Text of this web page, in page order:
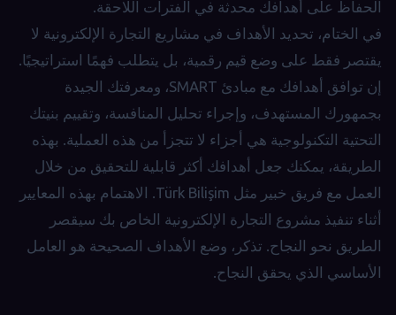
الحفاظ على أهدافك محدثة في الفترات اللاحقة.
في الختام، تحديد الأهداف في مشاريع التجارة الإلكترونية لا
يقتصر فقط على وضع قيم رقمية، بل يتطلب فهمًا استراتيجيًا.
إن توافق أهدافك مع مبادئ SMART، ومعرفتك الجيدة
بجمهورك المستهدف، وإجراء تحليل المنافسة، وتقييم بنيتك
التحتية التكنولوجية هي أجزاء لا تتجزأ من هذه العملية. بهذه
الطريقة، يمكنك جعل أهدافك أكثر قابلية للتحقيق من خلال
العمل مع فريق خبير مثل Türk Bilişim. الاهتمام بهذه المعايير
أثناء تنفيذ مشروع التجارة الإلكترونية الخاص بك سيقصر
الطريق نحو النجاح. تذكر، وضع الأهداف الصحيحة هو العامل
الأساسي الذي يحقق النجاح.